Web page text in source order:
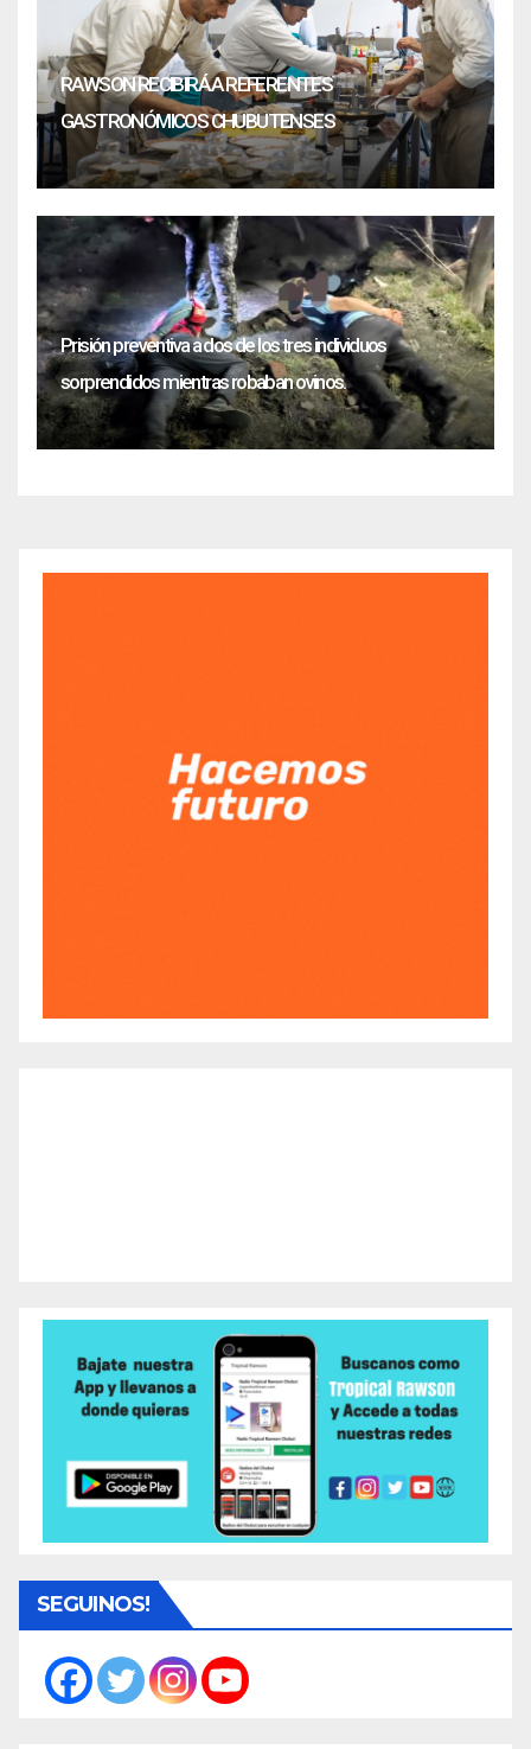
RAWSON RECIBIRÁ A REFERENTES
GASTRONÓMICOS CHUBUTENSES
Prisión preventiva a dos de los tres individuos
sorprendidos mientras robaban ovinos.
SEGUINOS!